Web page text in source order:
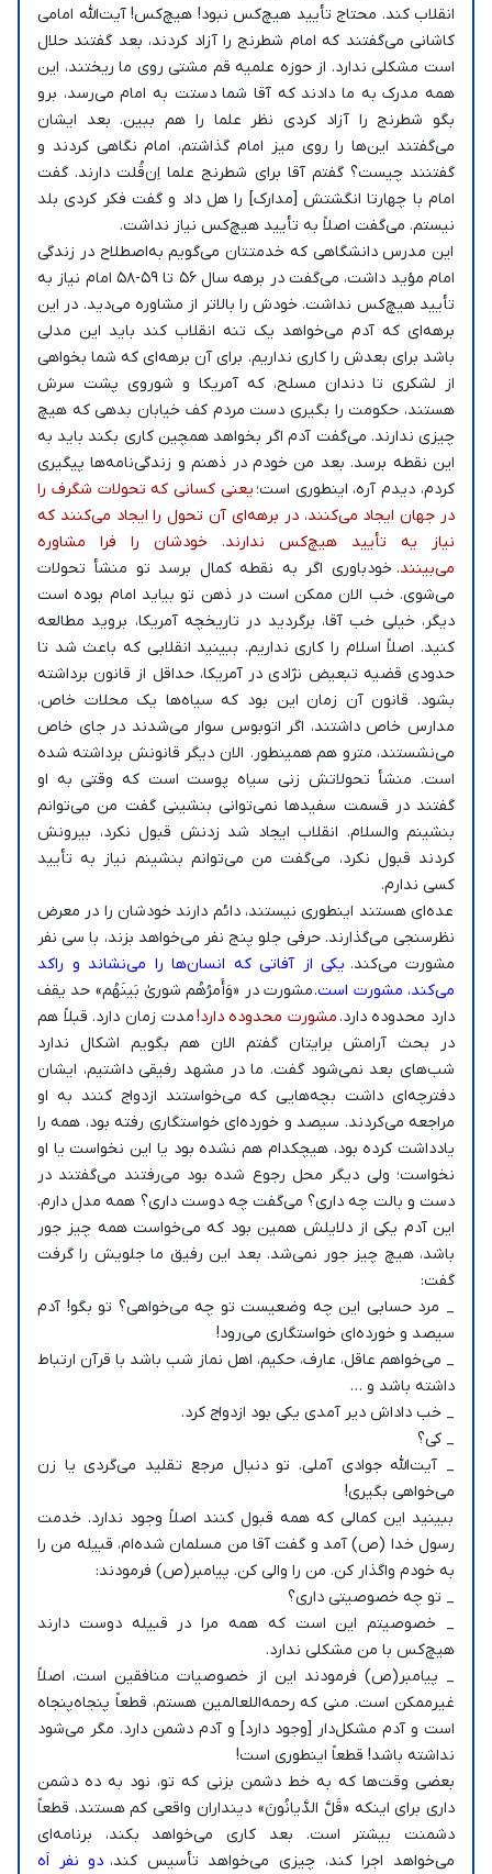
انقلاب کند. محتاج تأیید هیچ‌کس نبود! هیچ‌کس! آیت‌الله امامی
کاشانی می‌گفتند که امام شطرنج را آزاد کردند، بعد گفتند حلال
است مشکلی ندارد. از حوزه علمیه قم مشتی روی ما ریختند، این
همه مدرک به ما دادند که آقا شما دستت به امام می‌رسد، برو
بگو شطرنج را آزاد کردی نظر علما را هم ببین. بعد ایشان
می‌گفتند این‌ها را روی میز امام گذاشتم، امام نگاهی کردند و
گفتنند چیست؟ گفتم آقا برای شطرنج علما اِن‌قُلت دارند. گفت
امام با چهارتا انگشتش [مدارک] را هل داد و گفت فکر کردی بلد
نیستم. می‌گفت اصلاً به تأیید هیچ‌کس نیاز نداشت.
این مدرس دانشگاهی که خدمتتان می‌گویم به‌اصطلاح در زندگی
امام مؤید داشت، می‌گفت در برهه سال ۵۶ تا ۵۹-۵۸ امام نیاز به
تأیید هیچ‌کس نداشت. خودش را بالاتر از مشاوره می‌دید. در این
برهه‌ای که آدم می‌خواهد یک تنه انقلاب کند باید این مدلی
باشد برای بعدش را کاری نداریم. برای آن برهه‌ای که شما بخواهی
از لشکری تا دندان مسلح، که آمریکا و شوروی پشت سرش
هستند، حکومت را بگیری دست مردم کف خیابان بدهی که هیچ
چیزی ندارند. می‌گفت آدم اگر بخواهد همچین کاری بکند باید به
این نقطه برسد. بعد من خودم در ذهنم و زندگی‌نامه‌ها پیگیری
کردم، دیدم آره، اینطوری است؛ یعنی کسانی که تحولات شگرف را
در جهان ایجاد می‌کنند، در برهه‌ای آن تحول را ایجاد می‌کنند که
نیاز یه تأیید هیچ‌کس ندارند. خودشان را فرا مشاوره
می‌بینند. خودباوری اگر به نقطه کمال برسد تو منشأ تحولات
می‌شوی. خب الان ممکن است در ذهن تو بیاید امام بوده است
دیگر، خیلی خب آقا، برگردید در تاریخچه آمریکا، بروید مطالعه
کنید. اصلاً اسلام را کاری نداریم. ببینید انقلابی که باعث شد تا
حدودی قضیه تبعیض نژادی در آمریکا، حداقل از قانون برداشته
بشود. قانون آن زمان این بود که سیاه‌ها یک محلات خاص،
مدارس خاص داشتند، اگر اتوبوس سوار می‌شدند در جای خاص
می‌نشستند، مترو هم همینطور. الان دیگر قانونش برداشته شده
است. منشأ تحولاتش زنی سیاه پوست است که وقتی به او
گفتند در قسمت سفید‌ها نمی‌توانی بنشینی گفت من می‌توانم
بنشینم والسلام. انقلاب ایجاد شد زدنش قبول نکرد، بیرونش
کردند قبول نکرد، می‌گفت من می‌توانم بنشینم نیاز به تأیید
کسی ندارم.
عده‌ای هستند اینطوری نیستند، دائم دارند خودشان را در معرض
نظرسنجی می‌گذارند. حرفی جلو پنج نفر می‌خواهد بزند، با سی نفر
مشورت می‌کند. یکی از آفاتی که انسان‌ها را می‌نشاند و راکد
می‌کند، مشورت است.مشورت در «وَأَمرُهُم شورىٰ بَينَهُم» حد یقف
دارد محدوده دارد.مشورت محدوده دارد!مدت زمان دارد. قبلاً هم
در بحث آرامش برایتان گفتم الان هم بگویم اشکال ندارد
شب‌های بعد نمی‌شود گفت. ما در مشهد رفیقی داشتیم، ایشان
دفترچه‌ای داشت بچه‌هایی که می‌خواستند ازدواج کنند به او
مراجعه می‌کردند. سیصد و خورده‌ای خواستگاری رفته بود، همه را
یادداشت کرده بود، هیچکدام هم نشده بود یا این نخواست یا او
نخواست؛ ولی دیگر محل رجوع شده بود می‌رفتند می‌گفتند در
دست و بالت چه داری؟ می‌گفت چه دوست داری؟ همه مدل دارم.
این آدم یکی از دلایلش همین بود که می‌‌خواست همه چیز جور
باشد، هیچ چیز جور نمی‌شد. بعد این رفیق ما جلویش را گرفت
گفت:
_ مرد حسابی این چه وضعیست تو چه می‌خواهی؟ تو بگو! آدم
سیصد و خورده‌ای خواستگاری می‌رود!
_ می‌خواهم عاقل، عارف، حکیم، اهل نماز شب باشد با قرآن ارتباط
داشته باشد و …
_ خب داداش دیر آمدی یکی بود ازدواج کرد.
_ کی؟
_ آیت‌الله جوادی آملی. تو دنبال مرجع تقلید می‌گردی یا زن
می‌خواهی بگیری!
ببینید این کمالی که همه قبول کنند اصلاً وجود ندارد. خدمت
رسول خدا (ص) آمد و گفت آقا من مسلمان شده‌ام، قبیله من را
به خودم واگذار کن. من را والی کن. پیامبر(ص) فرمودند:
_ تو چه خصوصیتی داری؟
_ خصوصیتم این است که همه مرا در قبیله دوست دارند
هیچ‌کس با من مشکلی ندارد.
_ پیامبر(ص) فرمودند این از خصوصیات منافقین است، اصلاً
غیرممکن است. منی که رحمه‌اللعالمین هستم، قطعاً پنجاه‌پنجاه
است و آدم مشکل‌دار [وجود دارد] و آدم دشمن دارد. مگر می‌شود
نداشته باشد! قطعاً اینطوری است!
بعضی وقت‌ها که به خط دشمن بزنی که تو، نود به ده دشمن
داری برای اینکه «قَلَّ الدَّیانُونَ» دینداران واقعی کم هستند، قطعاً
دشمنت بیشتر است. بعد کاری می‌خواهد بکند، برنامه‌ای
می‌خواهد اجرا کند، چیزی می‌خواهد تأسیس کند، دو نفر اَه